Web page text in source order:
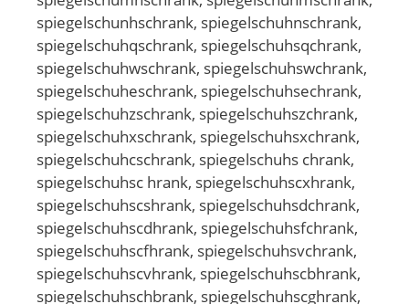
spiegelschunhschrank, spiegelschuhnschrank,
spiegelschuhqschrank, spiegelschuhsqchrank,
spiegelschuhwschrank, spiegelschuhswchrank,
spiegelschuheschrank, spiegelschuhsechrank,
spiegelschuhzschrank, spiegelschuhszchrank,
spiegelschuhxschrank, spiegelschuhsxchrank,
spiegelschuhcschrank, spiegelschuhs chrank,
spiegelschuhsc hrank, spiegelschuhscxhrank,
spiegelschuhscshrank, spiegelschuhsdchrank,
spiegelschuhscdhrank, spiegelschuhsfchrank,
spiegelschuhscfhrank, spiegelschuhsvchrank,
spiegelschuhscvhrank, spiegelschuhscbhrank,
spiegelschuhschbrank, spiegelschuhscghrank,